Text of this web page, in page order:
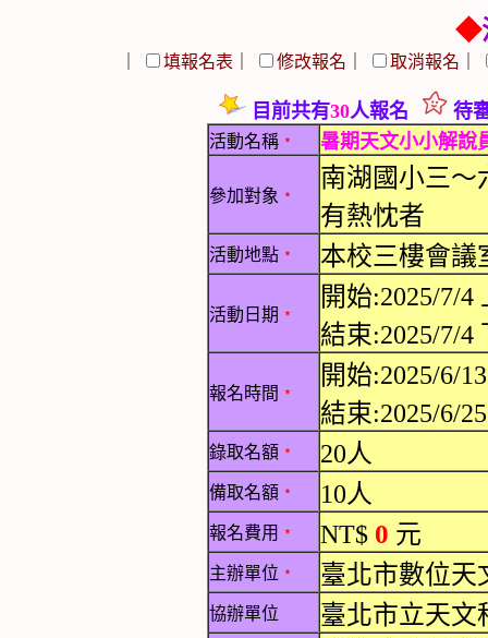
◆
填報名表 修改報名 取消報名
目前共有30人報名 待
活動名稱 ﹡ 暑期天文小小解說
參加對象 ﹡
南湖國小三～
有熱忱者
活動地點 ﹡ 本校三樓會議
活動日期 ﹡
開始:2025/7/4
結束:2025/7/4
報名時間 ﹡
開始:2025/6/
結束:2025/6/
錄取名額 ﹡ 20人
備取名額 ﹡ 10人
報名費用 ﹡ NT$ 0 元
主辦單位 ﹡ 臺北市數位天
協辦單位 臺北市立天文